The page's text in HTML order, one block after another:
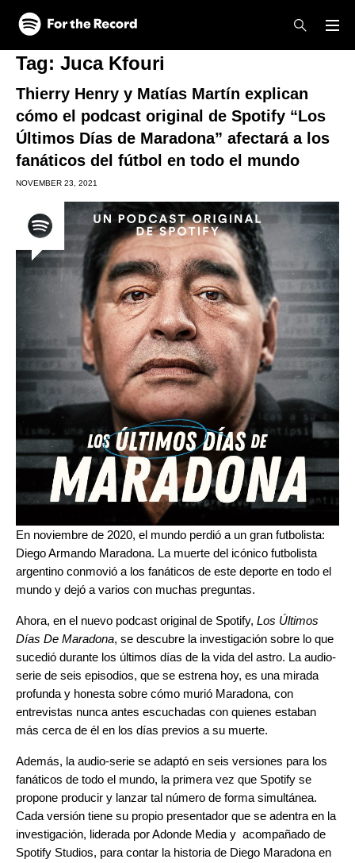
Skip to main content
Skip to footer
Tag: Juca Kfouri
Thierry Henry y Matías Martín explican
cómo el podcast original de Spotify “Los
Últimos Días de Maradona” afectará a los
fanáticos del fútbol en todo el mundo
NOVEMBER 23, 2021
En noviembre de 2020, el mundo perdió a un gran futbolista:
Diego Armando Maradona. La muerte del icónico futbolista
argentino conmovió a los fanáticos de este deporte en todo el
mundo y dejó a varios con muchas preguntas.
Ahora, en el nuevo podcast original de Spotify, Los Últimos
Días De Maradona, se descubre la investigación sobre lo que
sucedió durante los últimos días de la vida del astro. La audio-
serie de seis episodios, que se estrena hoy, es una mirada
profunda y honesta sobre cómo murió Maradona, con
entrevistas nunca antes escuchadas con quienes estaban
más cerca de él en los días previos a su muerte.
Además, la audio-serie se adaptó en seis versiones para los
fanáticos de todo el mundo, la primera vez que Spotify se
propone producir y lanzar tal número de forma simultánea.
Cada versión tiene su propio presentador que se adentra en la
investigación, liderada por Adonde Media y acompañado de
Spotify Studios, para contar la historia de Diego Maradona en